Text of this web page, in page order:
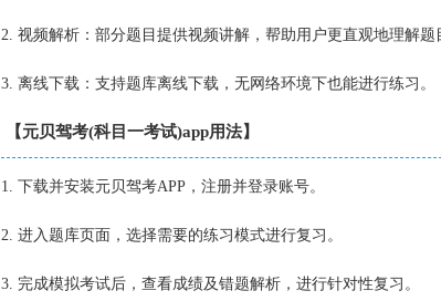
2. 视频解析：部分题目提供视频讲解，帮助用户更直观地理解题
3. 离线下载：支持题库离线下载，无网络环境下也能进行练习。
【元贝驾考(科目一考试)app用法】
1. 下载并安装元贝驾考APP，注册并登录账号。
2. 进入题库页面，选择需要的练习模式进行复习。
3. 完成模拟考试后，查看成绩及错题解析，进行针对性复习。